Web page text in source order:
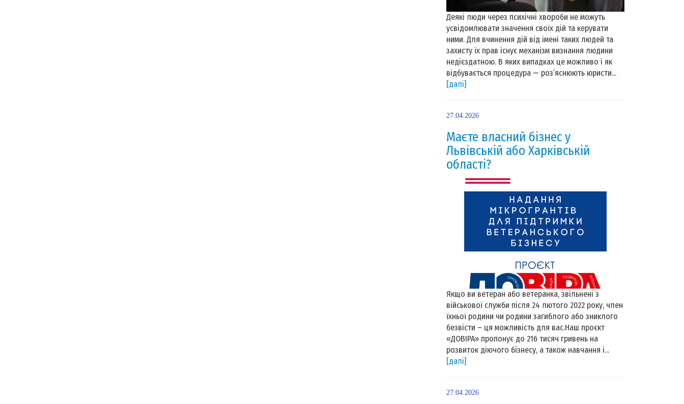
Деякі люди через психічні хвороби не можуть
усвідомлювати значення своїх дій та керувати
ними. Для вчинення дій від імені таких людей та
захисту їх прав існує механізм визнання людини
недієздатною. В яких випадках це можливо і як
відбувається процедура — роз’яснюють юристи...
[далі]
27.04.2026
Маєте власний бізнес у
Львівській або Харківській
області?
Якщо ви ветеран або ветеранка, звільнені з
військової служби після 24 лютого 2022 року, член
їхньої родини чи родини загиблого або зниклого
безвісти – ця можливість для вас.Наш проєкт
«ДОВІРА» пропонує до 216 тисяч гривень на
розвиток діючого бізнесу, а також навчання і...
[далі]
27.04.2026